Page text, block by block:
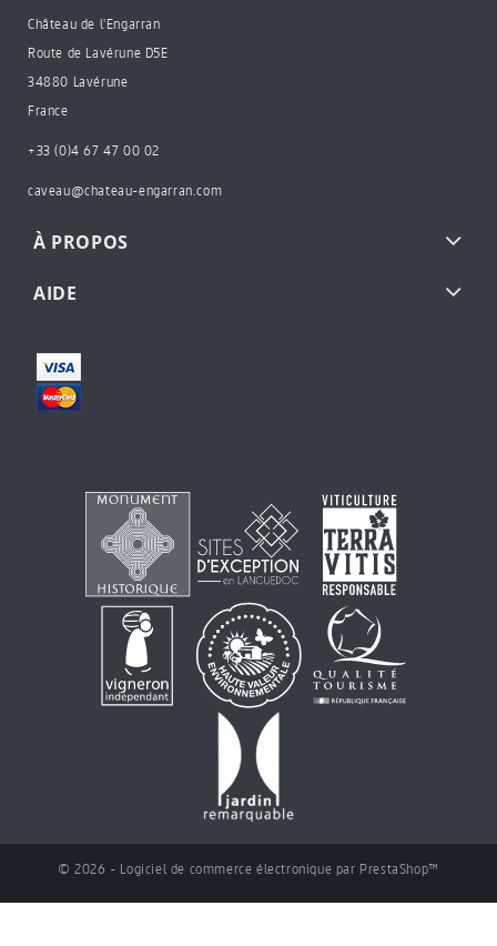
Château de l'Engarran
Route de Lavérune D5E
34880 Lavérune
France
+33 (0)4 67 47 00 02
caveau@chateau-engarran.com
À PROPOS
AIDE
© 2026 - Logiciel de commerce électronique par PrestaShop™